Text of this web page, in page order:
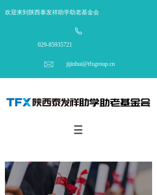
欢迎来到陕西泰发祥助学助老基金会`
029-85935721
jijinhui@tfxgroup.cn